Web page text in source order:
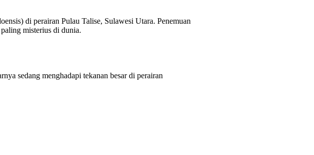
di perairan Pulau Talise, Sulawesi Utara. Penemuan
misterius di dunia.
sedang menghadapi tekanan besar di perairan